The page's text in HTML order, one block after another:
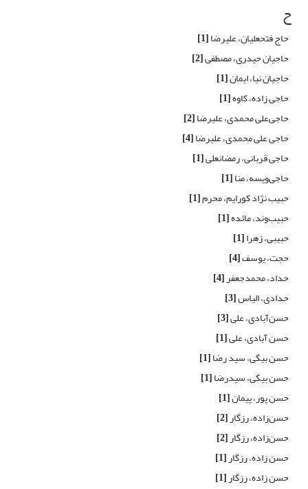
ح
حاج فتحعلیان، علیرضا[1]
حاجیان حیدری، مصطفی[2]
حاجیان نیا، ایمان[1]
حاجی زاده، کاوه[1]
حاجی‌علی محمدی، علیرضا[2]
حاجی علی محمدی، علیرضا[4]
حاجی قربانی، رمضانعلی[1]
حاجی‌ویسه، منا[1]
حبیب نژاد کورایم، محرم[1]
حبیب‌وند، مائده[1]
حبیبی، زهرا[1]
حجت، یوسف[4]
حداد، محمدجعفر[4]
حدادی، الیاس[3]
حسن‌آبادی، علی[3]
حسن آبادی، علی[1]
حسن بیگی، سید رضا[1]
حسن بیگی، سیدرضا[1]
حسن پور، پیمان[1]
حسن‌زاده، رزگار[2]
حسن‌زاده، رزگار[2]
حسن زاده، رزگار[1]
حسن زاده، رزگار[1]